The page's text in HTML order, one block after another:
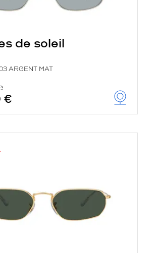
de soleil
ARGENT MAT
€